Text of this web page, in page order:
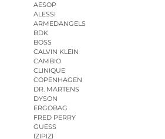
AESOP
ALESSI
ARMEDANGELS
BDK
BOSS
CALVIN KLEIN
CAMBIO
CLINIQUE
COPENHAGEN
DR. MARTENS
DYSON
ERGOBAG
FRED PERRY
GUESS
IZIPIZI